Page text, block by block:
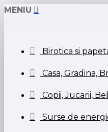
MENIU
Birotica si
Casa, Gradina,
Copii, Jucarii,
Surse de